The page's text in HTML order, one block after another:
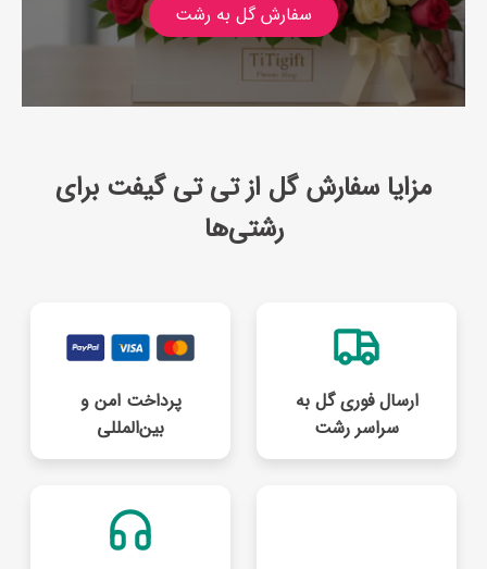
سفارش گل به رشت
مزایا سفارش گل از تی تی گیفت برای
رشتی‌ها
ارسال فوری گل به
سراسر رشت
پرداخت امن و
بین‌المللی